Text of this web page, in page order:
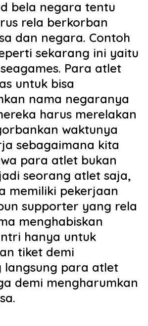
bela negara tentu
rela berkorban
dan negara. Contoh
sekarang ini yaitu
Para atlet
untuk bisa
nama negaranya
harus merelakan
waktunya
sebagaimana kita
para atlet bukan
seorang atlet saja,
memiliki pekerjaan
supporter yang rela
menghabiskan
hanya untuk
tiket demi
langsung para atlet
demi mengharumkan